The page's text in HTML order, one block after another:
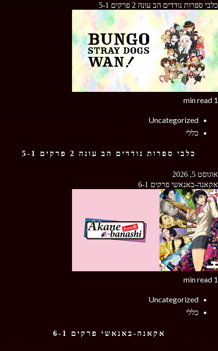
כלבי ספרות נודדים הב עונה 2 פרקים 5-1
1 min read
Uncategorized
כללי
כלבי ספרות נודדים הב עונה 2 פרקים 5-1
אוגוסט 5, 2026
אקאנה-באנאשי פרקים 6-1
1 min read
Uncategorized
כללי
אקאנה-באנאשי פרקים 6-1